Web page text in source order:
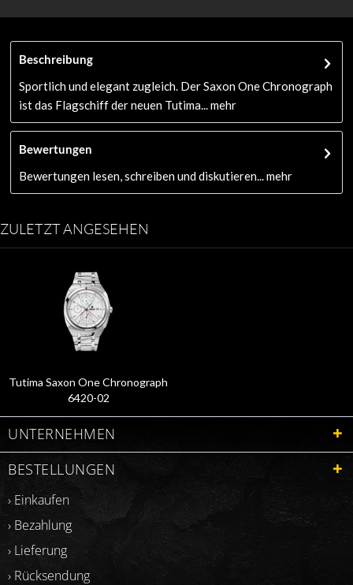
Beschreibung
Sportlich und elegant zugleich. Der Saxon One Chronograph
ist das Flagschiff der neuen Tutima...
mehr
Bewertungen
Bewertungen lesen, schreiben und diskutieren...
mehr
ZULETZT ANGESEHEN
Tutima Saxon One Chronograph
6420-02
UNTERNEHMEN
BESTELLUNGEN
› Einkaufen
› Bezahlung
› Lieferung
› Rücksendung